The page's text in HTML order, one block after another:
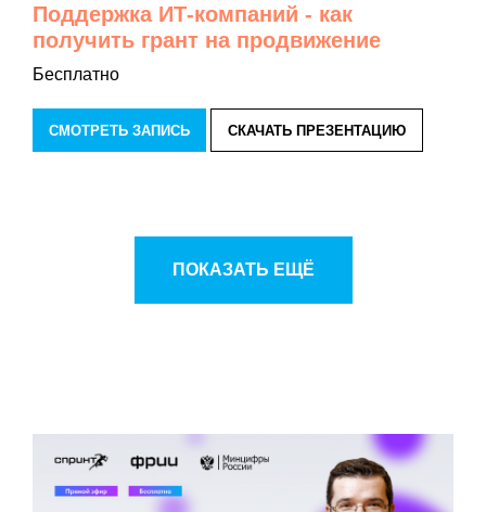
Поддержка ИТ-компаний - как
получить грант на продвижение
Бесплатно
СМОТРЕТЬ ЗАПИСЬ СКАЧАТЬ ПРЕЗЕНТАЦИЮ
ПОКАЗАТЬ ЕЩЁ